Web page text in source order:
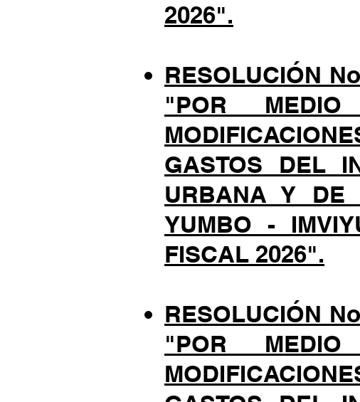
2026".
RESOLUCIÓN
"POR
GASTOS DEL
URBANA Y DE
YUMBO -
FISCAL 2026".
RESOLUCIÓN
"POR